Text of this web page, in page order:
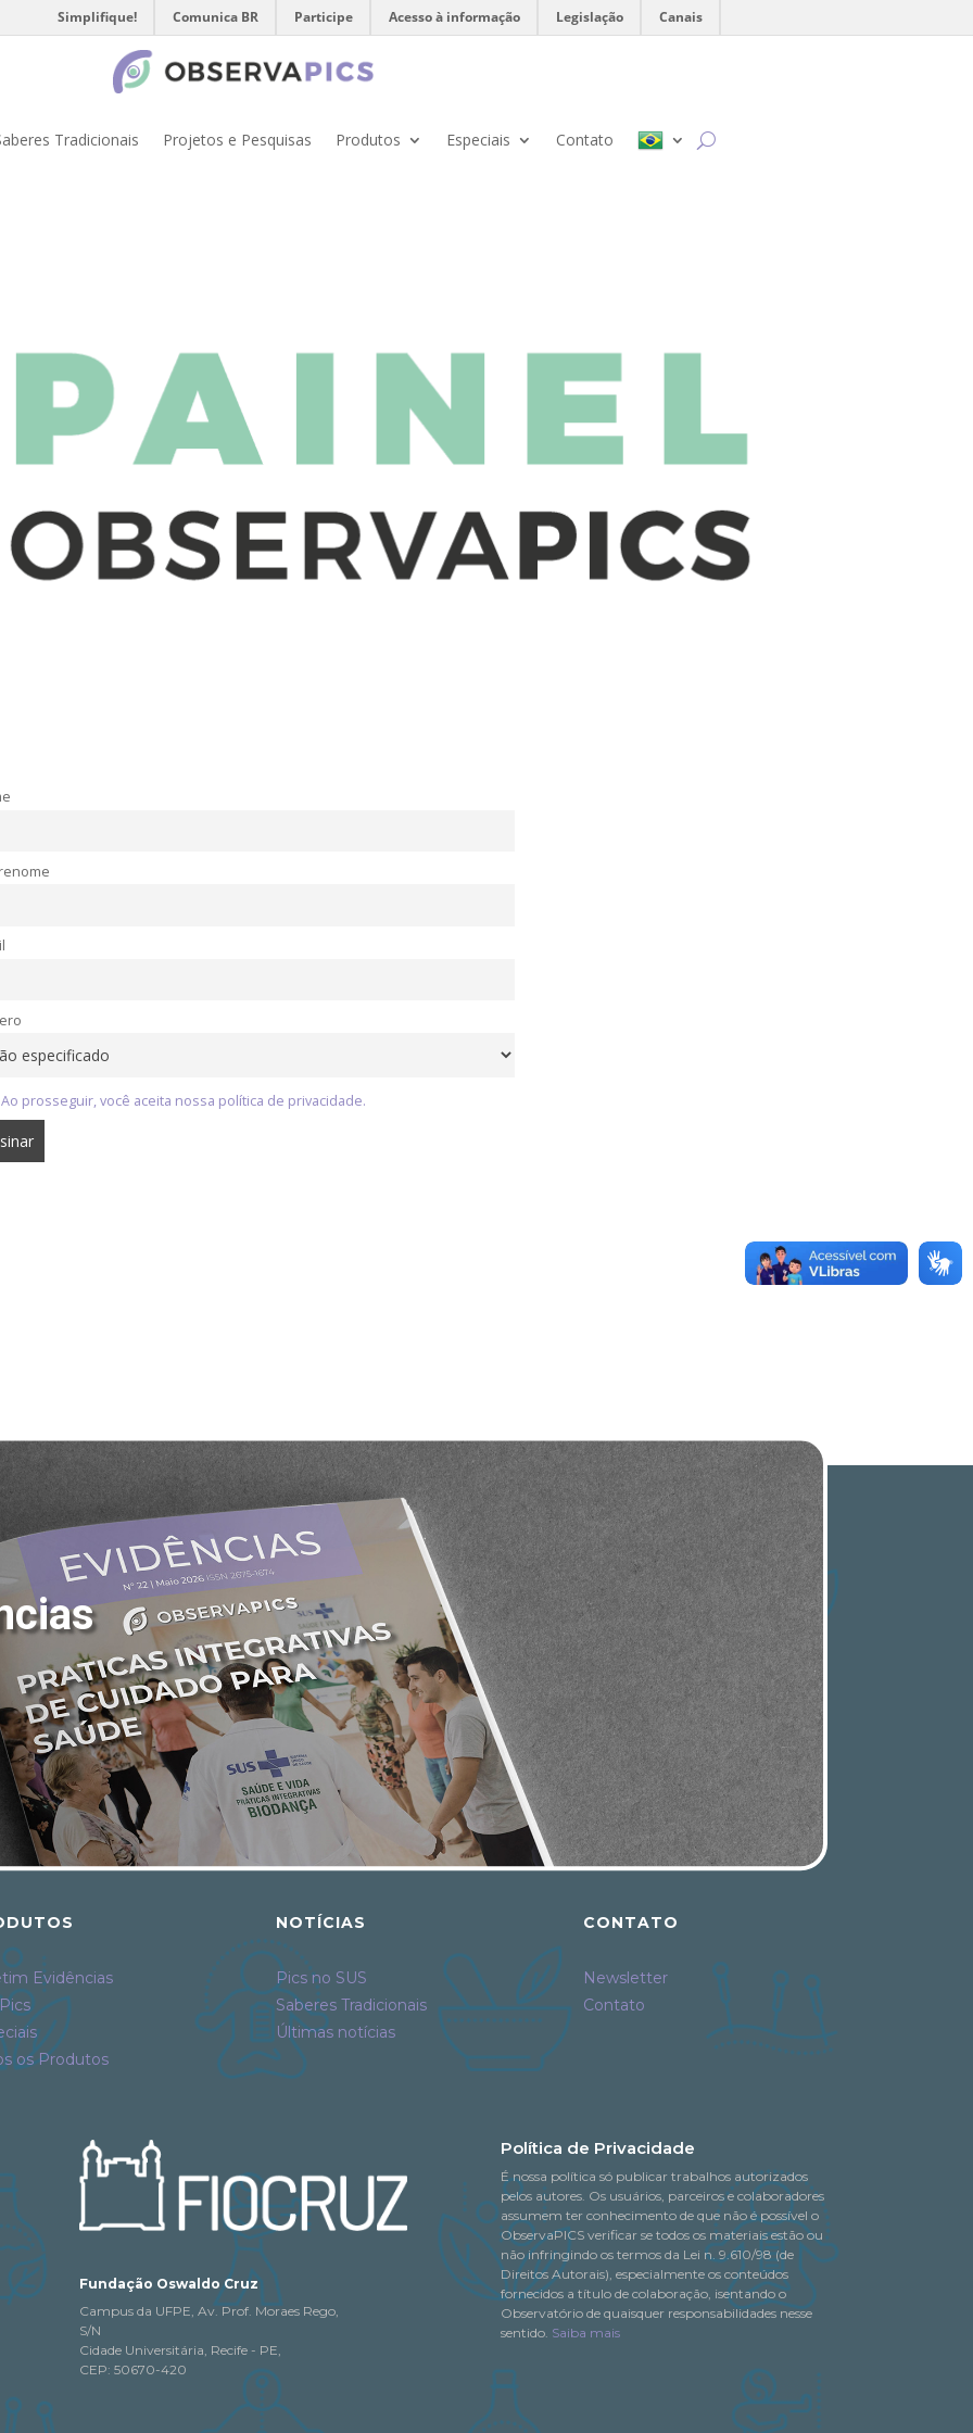
Simplifique! Comunica BR Participe Acesso à informação Legislação Canais
Tradicionais Projetos e Pesquisas Produtos Especiais Contato
Ao prosseguir, você aceita nossa política de privacidade.
Evidências
os Produtos
NOTÍCIAS
Pics no SUS
Saberes Tradicionais
Últimas notícias
CONTATO
Newsletter
Contato
Fundação Oswaldo Cruz
Campus da UFPE, Av. Prof. Moraes Rego,
S/N
Cidade Universitária, Recife - PE,
CEP: 50670-420
Política de Privacidade
É nossa política só publicar trabalhos autorizados
pelos autores. Os usuários, parceiros e colaboradores
assumem ter conhecimento de que não é possível o
ObservaPICS verificar se todos os materiais estão ou
não infringindo os termos da Lei n. 9.610/98 (de
Direitos Autorais), especialmente os conteúdos
fornecidos a título de colaboração, isentando o
Observatório de quaisquer responsabilidades nesse
sentido. Saiba mais